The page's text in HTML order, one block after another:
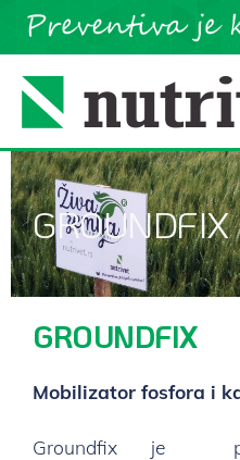
GROUNDFIX
GROUNDFIX
Mobilizator fosfora i
Groundfix je